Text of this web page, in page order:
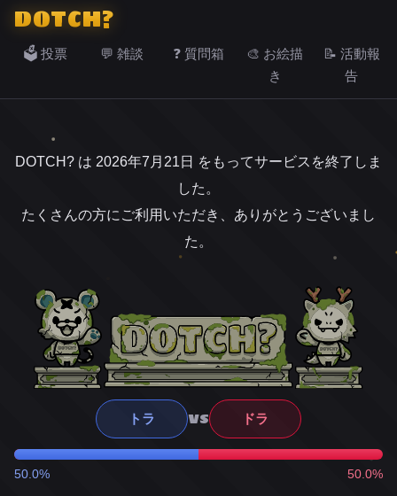
DOTCH?
🗳️ 投票 💬 雑談 ❓ 質問箱
🎨 お絵描
き
📝 活動報
告
DOTCH? は 2026年7月21日 をもってサービスを終了しま
した。
たくさんの方にご利用いただき、ありがとうございまし
た。
トラ VS ドラ
50.0% 50.0%